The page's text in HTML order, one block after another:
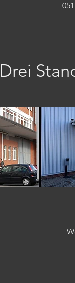
Drei